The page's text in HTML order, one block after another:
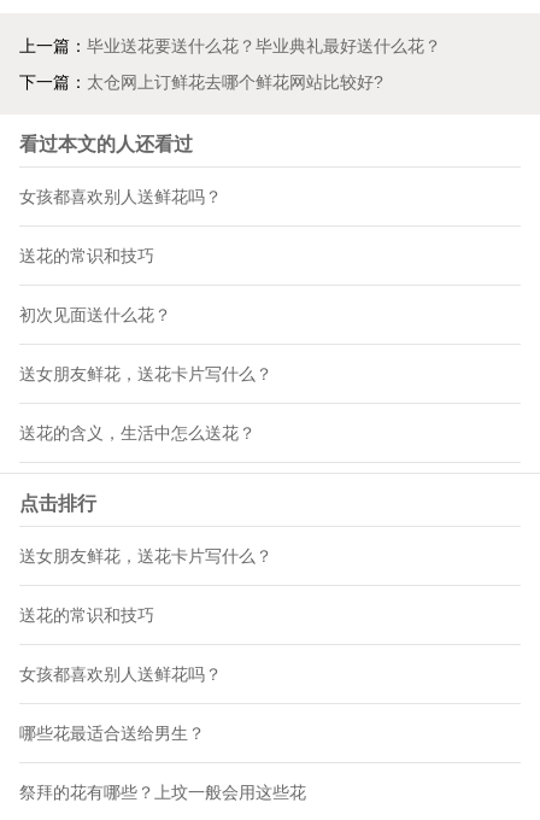
上一篇： 毕业送花要送什么花？毕业典礼最好送什么花？
下一篇： 太仓网上订鲜花去哪个鲜花网站比较好?
看过本文的人还看过
女孩都喜欢别人送鲜花吗？
送花的常识和技巧
初次见面送什么花？
送女朋友鲜花，送花卡片写什么？
送花的含义，生活中怎么送花？
点击排行
送女朋友鲜花，送花卡片写什么？
送花的常识和技巧
女孩都喜欢别人送鲜花吗？
哪些花最适合送给男生？
祭拜的花有哪些？上坟一般会用这些花